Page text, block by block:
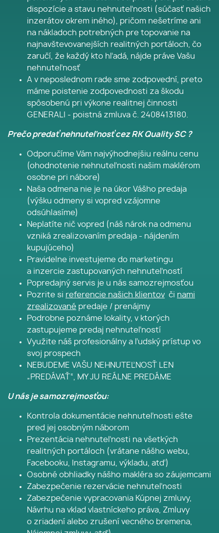
dispozície a stavu nehnuteľnosti (súčasť našich
inzerátov okrem iného), pričom nešetríme ani
na nákladoch potrebných pre topovanie na
najnavštevovanejších realitných portáloch, čo
zaručí, že každý kto hľadá, nájde práve Vašu
nehnuteľnosť
A v neposlednom rade sme zodpovední, preto
máme poistenie zodpovednosti za škodu
spôsobenú pri výkone realitnej činnosti
GENERALI - poistná zmluva č. 2408413180.
Prečo predať nehnuteľnosť cez RK Quality SC ?
Odporučíme Vám najvýhodnejšiu reálnu cenu
(ohodnotenie nehnuteľnosti našim maklérom
osobne pri nábore)
Naša odmena nie je na úkor Vášho predaja
(výšku odmeny si vopred vzájomne
odsúhlasíme)
Neplatíte nič vopred (náš nárok na odmenu
vzniká zrealizovaním predaja - nájdením
kupujúceho)
Pravidelne investujeme do marketingu
a inzercie zastupovaných nehnuteľností
Popredajný servis je u nás samozrejmosťou
Pozrite si referencie našich klientov či nami
zrealizované predaje / prenájmy
Podrobne poznáme lokality, v ktorých
zastupujeme predaj nehnuteľností
Využite náš profesionálny a ľudský prístup vo
svoj prospech
NEBUDEME VAŠU NEHNUTEĽNOSŤ LEN
„PREDÁVAŤ“, MY JU REÁLNE PREDÁME
U nás je samozrejmosťou:
Kontrola dokumentácie nehnuteľnosti ešte
pred jej osobným náborom
Prezentácia nehnuteľnosti na všetkých
realitných portáloch (vrátane nášho webu,
Facebooku, Instagramu, výkladu, atď)
Osobné obhliadky nášho makléra so záujemcami
Zabezpečenie rezervácie nehnuteľnosti
Zabezpečenie vypracovania Kúpnej zmluvy,
Návrhu na vklad vlastníckeho práva, Zmluvy
o zriadení alebo zrušení vecného bremena,